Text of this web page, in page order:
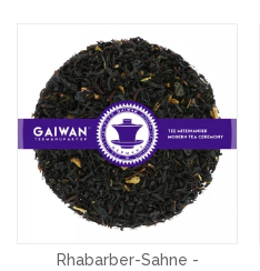
Rhabarber-Sahne -